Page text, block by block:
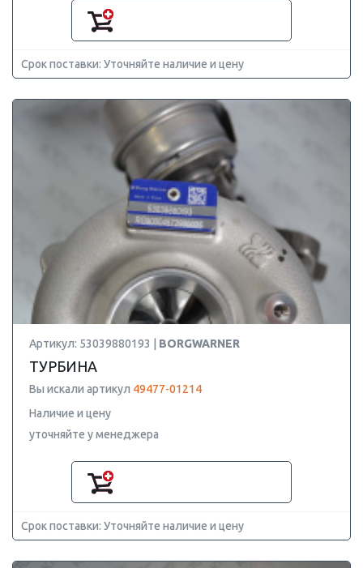
Срок поставки: Уточняйте наличие и цену
Артикул: 53039880193 | BORGWARNER
ТУРБИНА
Вы искали артикул 49477-01214
Наличие и цену
уточняйте у менеджера
Срок поставки: Уточняйте наличие и цену